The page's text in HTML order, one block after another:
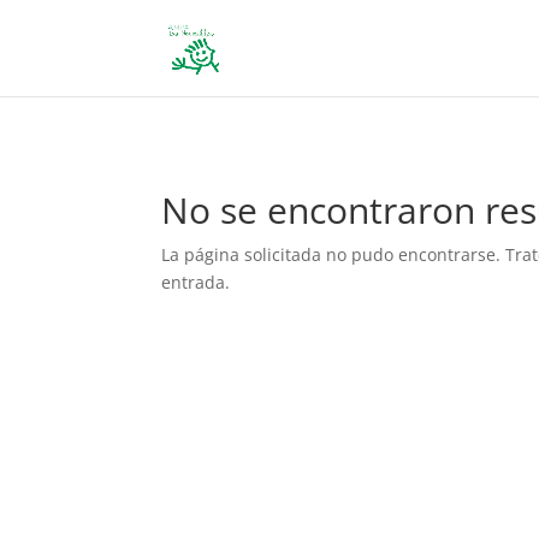
No se encontraron
La página solicitada no pudo encontrarse.
entrada.